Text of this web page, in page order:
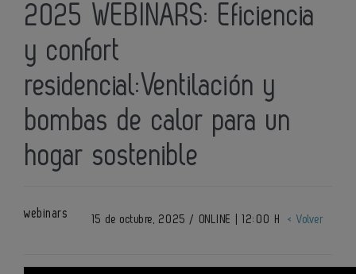
2025 WEBINARS: Eficiencia
y confort
residencial:Ventilación y
bombas de calor para un
hogar sostenible
webinars 15 de octubre, 2025 / ONLINE | 12:00 H < Volver